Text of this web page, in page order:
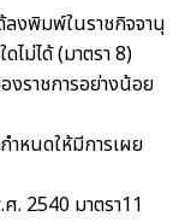
ลงพิมพ์ในราชกิจจานุ
ไม่ได้ (มาตรา 8)
งราชการอย่างน้อย
ำหนดให้มีการเผย
. 2540 มาตรา11